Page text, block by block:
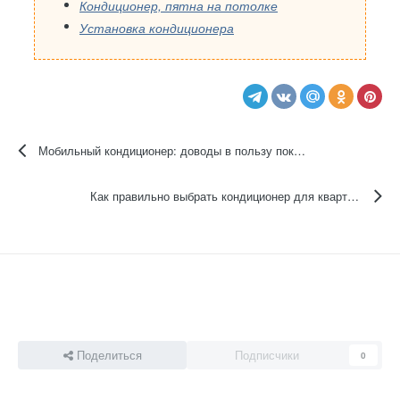
Кондиционер, пятна на потолке
Установка кондиционера
Мобильный кондиционер: доводы в пользу покупки
Как правильно выбрать кондиционер для квартиры
Поделиться Подписчики 0